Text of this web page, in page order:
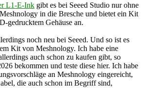
L1-E-Ink gibt es bei Seeed Studio nur ohne
in die Bresche und bietet ein Kit
gedrucktem Gehäuse an.
noch neu bei Seeed. Und so ist es
Kit von Meshnology. Ich habe eine
auch schon zu kaufen gibt, so
bekommen und teste diese hier. Ich habe
an Meshnology eingereicht,
die auch schon im Begriff sind,